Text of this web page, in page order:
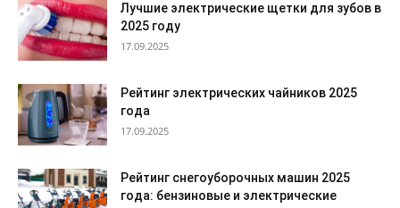
Лучшие электрические щетки для зубов в
2025 году
17.09.2025
Рейтинг электрических чайников 2025
года
17.09.2025
Рейтинг снегоуборочных машин 2025
года: бензиновые и электрические